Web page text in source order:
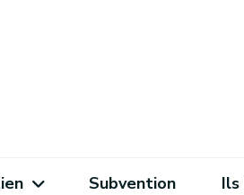
Subvention